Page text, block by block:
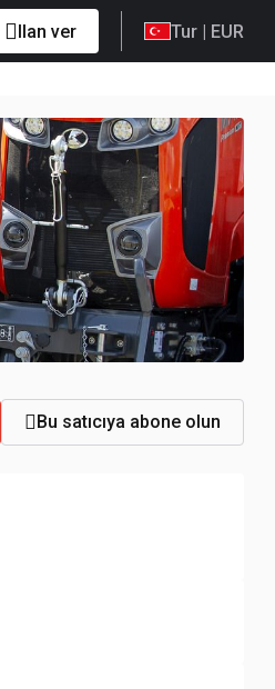
Ilan ver Tur | EUR
Bu satıcıya abone olun